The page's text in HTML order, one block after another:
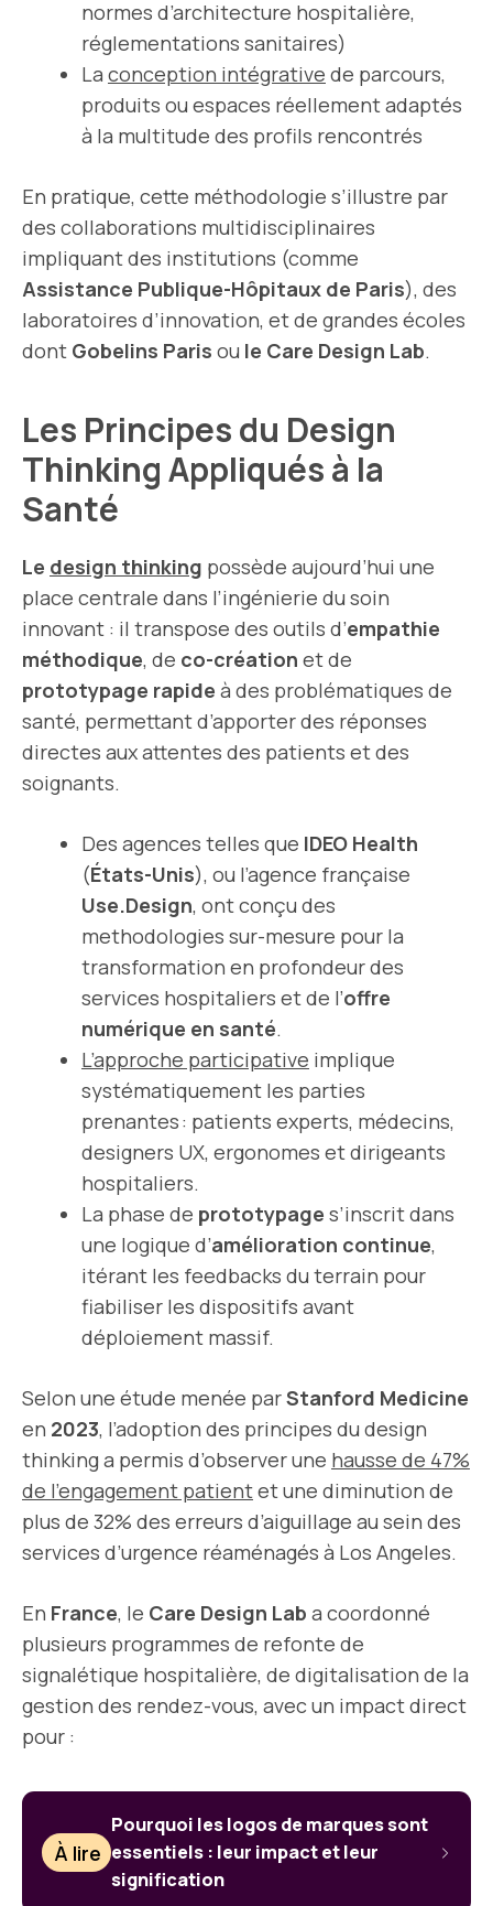
normes d’architecture hospitalière,
réglementations sanitaires)
La conception intégrative de parcours,
produits ou espaces réellement adaptés
à la multitude des profils rencontrés
En pratique, cette méthodologie s’illustre par
des collaborations multidisciplinaires
impliquant des institutions (comme
Assistance Publique-Hôpitaux de Paris), des
laboratoires d’innovation, et de grandes écoles
dont Gobelins Paris ou le Care Design Lab.
Les Principes du Design
Thinking Appliqués à la
Santé
Le design thinking possède aujourd’hui une
place centrale dans l’ingénierie du soin
innovant : il transpose des outils d’empathie
méthodique, de co-création et de
prototypage rapide à des problématiques de
santé, permettant d’apporter des réponses
directes aux attentes des patients et des
soignants.
Des agences telles que IDEO Health
(États-Unis), ou l’agence française
Use.Design, ont conçu des
methodologies sur-mesure pour la
transformation en profondeur des
services hospitaliers et de l’offre
numérique en santé.
L’approche participative implique
systématiquement les parties
prenantes : patients experts, médecins,
designers UX, ergonomes et dirigeants
hospitaliers.
La phase de prototypage s’inscrit dans
une logique d’amélioration continue,
itérant les feedbacks du terrain pour
fiabiliser les dispositifs avant
déploiement massif.
Selon une étude menée parStanford Medicine
en 2023, l’adoption des principes du design
thinking a permis d’observer une hausse de 47%
de l’engagement patientet une diminution de
plus de 32% des erreurs d’aiguillage au sein des
services d’urgence réaménagés à Los Angeles.
En France, le Care Design Lab a coordonné
plusieurs programmes de refonte de
signalétique hospitalière, de digitalisation de la
gestion des rendez-vous, avec un impact direct
pour :
À lire
Pourquoi les logos de marques sont
essentiels : leur impact et leur
signification